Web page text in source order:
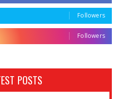
Followers
Followers
POSTS